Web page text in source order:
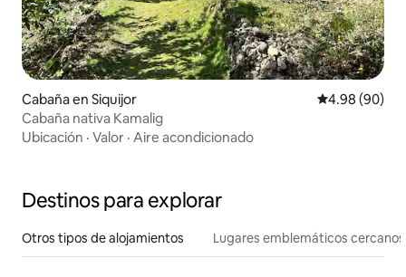
Cabaña en Siquijor Calificación
4.98 (90)
Cabaña nativa Kamalig
Ubicación · Valor · Aire acondicionado
Destinos para explorar
Otros tipos de alojamientos Lugares emblemáticos cercanos